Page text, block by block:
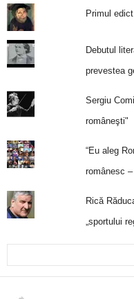
Primul
Debutul
prevestea
Sergiu
româneşti"
“Eu aleg
românesc
Rică
„sportului